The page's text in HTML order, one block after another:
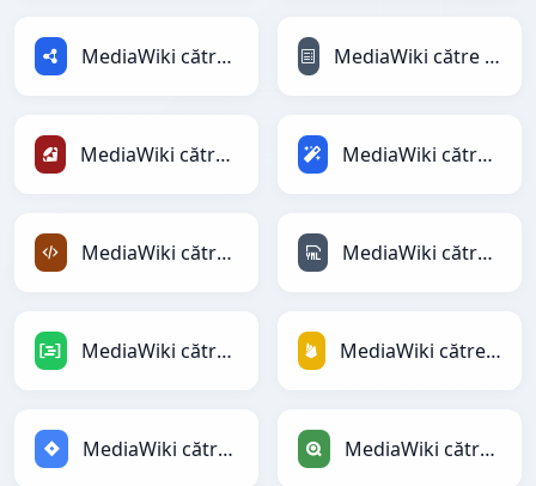
MediaWiki către RDF MediaWiki către reStructuredText
MediaWiki către Ruby MediaWiki către Magic
MediaWiki către XML MediaWiki către YAML
MediaWiki către DAX MediaWiki către Firebase
MediaWiki către Jira MediaWiki către Qlik